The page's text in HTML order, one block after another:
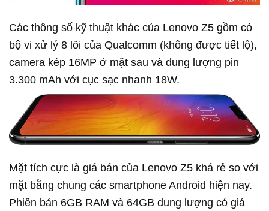
Các thông số kỹ thuật khác của Lenovo Z5 gồm có
bộ vi xử lý 8 lõi của Qualcomm (không được tiết lộ),
camera kép 16MP ở mặt sau và dung lượng pin
3.300 mAh với cục sạc nhanh 18W.
Mặt tích cực là giá bán của Lenovo Z5 khá rẻ so với
mặt bằng chung các smartphone Android hiện nay.
Phiên bản 6GB RAM và 64GB dung lượng có giá